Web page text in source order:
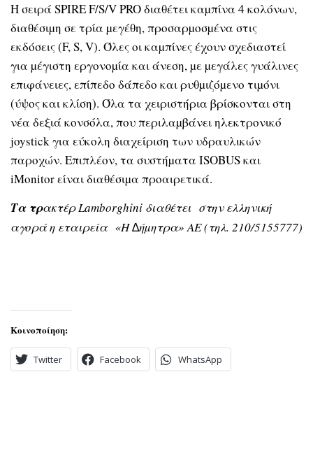
Η σειρά SPIRE F/S/V PRO διαθέτει καµπίνα 4 κολόνων,
διαθέσιµη σε τρία µεγέθη, προσαρµοσµένα στις
εκδόσεις (F, S, V). Όλες οι καµπίνες έχουν σχεδιαστεί
για µέγιστη εργονοµία και άνεση, µε µεγάλες γυάλινες
επιφάνειες, επίπεδο δάπεδο και ρυθµιζόµενο τιµόνι
(ύψος και κλίση). Όλα τα χειριστήρια βρίσκονται στη
νέα δεξιά κονσόλα, που περιλαµβάνει ηλεκτρονικό
joystick για εύκολη διαχείριση των υδραυλικών
παροχών. Επιπλέον, τα συστήµατα ISOBUS και
iMonitor είναι διαθέσιµα προαιρετικά.
Τα τρακτέρ Lamborghini διαθέτει στην ελληνική
αγορά η εταιρεία «Η ∆ήµητρα» ΑΕ (τηλ. 210/5155777)
Κοινοποίηση:
Twitter Facebook WhatsApp